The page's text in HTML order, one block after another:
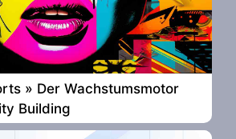
» Der Wachstumsmotor
Building